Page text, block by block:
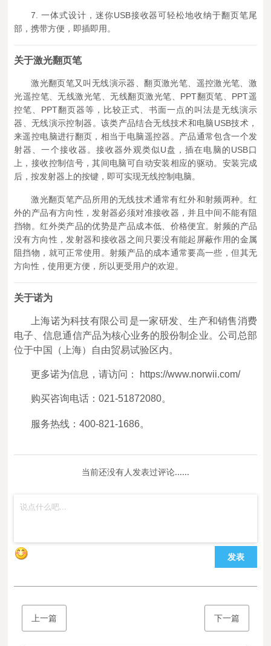
7. 一体式设计，迷你USB接收器可轻松地收纳于翻页笔尾
部，携带方便，即插即用。
关于激光翻页笔
激光翻页笔又叫无线演示器、翻页激光笔、遥控激光笔、激
光遥控笔、无线激光笔、无线翻页激光笔、PPT翻页笔、PPT遥
控笔、PPT翻页器等，比较正式、书面一点的叫法是无线演示
器、无线演示控制器。该类产品结合无线技术和电脑USB技术，
来遥控电脑进行翻页，相当于电脑遥控器。产品通常包含一个发
射器、一个接收器。接收器外观类似U盘，插在电脑的USB口
上，接收控制信号，其间电脑可自动安装相应的驱动。安装完成
后，按发射器上的按键，即可实现无线控制电脑。
激光翻页笔产品所用的无线技术通常有红外和射频两种。红
外的产品有方向性，发射器必须对准接收器，并且中间不能有阻
挡物。红外类产品的优势是产品成本低、价格便宜。射频的产品
没有方向性，发射器和接收器之间只要没有能起屏蔽作用的金属
阻挡物，就可正常使用。射频产品的成本通常要高一些，但其无
方向性，使用更方便，所以更受用户的欢迎。
关于诺为
上海诺为科技有限公司是一家研发、生产和销售消费
电子、信息通信产品为核心业务的股份制企业。公司总部
位于中国（上海）自由贸易试验区内。
更多诺为信息，请访问： https://www.norwii.com/
购买咨询电话：021-51872080。
服务热线：400-821-1686。
当前还没有人发表过评论......
发表
上一篇 下一篇